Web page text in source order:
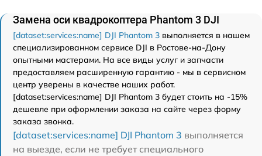
Замена оси квадрокоптера Phantom 3 DJI
[dataset:services:name] DJI Phantom 3 выполняется в нашем
специализированном сервисе DJI в Ростове-на-Дону
опытными мастерами. На все виды услуг и запчасти
предоставляем расширенную гарантию - мы в сервисном
центр уверены в качестве наших работ.
[dataset:services:name] DJI Phantom 3 будет стоить на -15%
дешевле при оформлении заказа на сайте через форму
заказа звонка.
[dataset:services:name] DJI Phantom 3 выполняется
на выезде, если не требует специального